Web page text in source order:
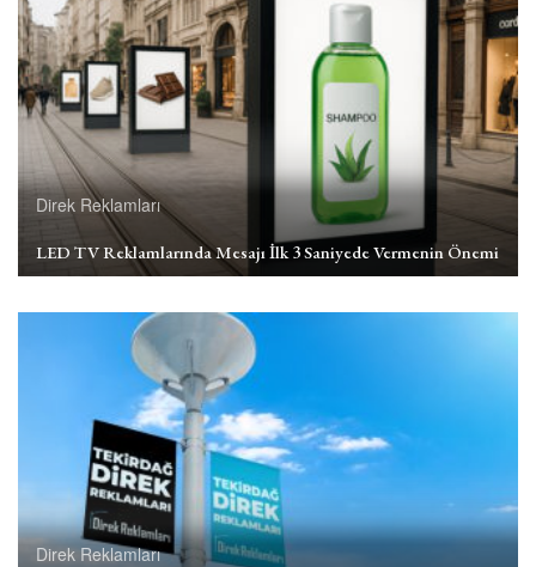
Direk Reklamları
LED TV Reklamlarında Mesajı İlk 3 Saniyede Vermenin Önemi
Direk Reklamları